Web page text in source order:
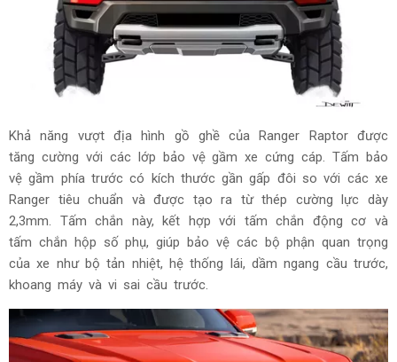
Khả năng vượt địa hình gồ ghề của Ranger Raptor được
tăng cường với các lớp bảo vệ gầm xe cứng cáp. Tấm bảo
vệ gầm phía trước có kích thước gần gấp đôi so với các xe
Ranger tiêu chuẩn và được tạo ra từ thép cường lực dày
2,3mm. Tấm chắn này, kết hợp với tấm chắn động cơ và
tấm chắn hộp số phụ, giúp bảo vệ các bộ phận quan trọng
của xe như bộ tản nhiệt, hệ thống lái, dầm ngang cầu trước,
khoang máy và vi sai cầu trước.